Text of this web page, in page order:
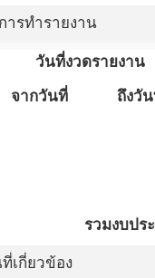
ารทำรายงาน
วันที่งวดรายงาน
จากวันที่
ถึงวั
รวมงบปร
เกี่ยวข้อง